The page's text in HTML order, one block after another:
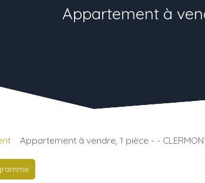
Appartement à
Appartement à vendre, 1 pièce - -